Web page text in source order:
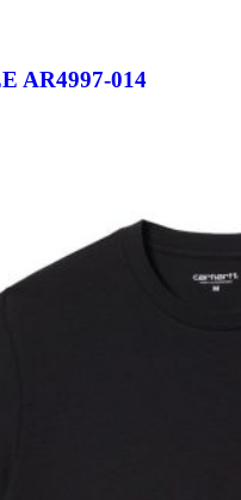
AR4997-014